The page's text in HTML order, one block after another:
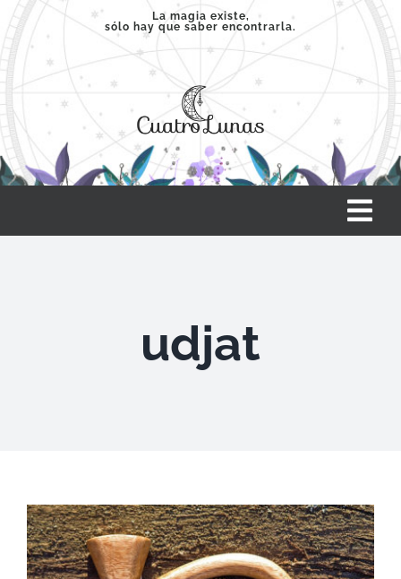
Saltar
contenido
La magia existe,
sólo hay que saber encontrarla.
ARTÍCULOS
udjat